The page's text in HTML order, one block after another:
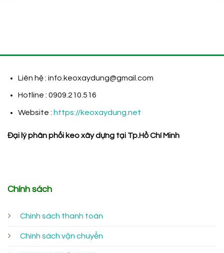
Liên hệ : info.keoxaydung@gmail.com
Hotline : 0909.210.516
Website : https://keoxaydung.net
Đại lý phân phối keo xây dựng tại Tp.Hồ Chí Minh
Chính sách
Chính sách thanh toán
Chính sách vận chuyển